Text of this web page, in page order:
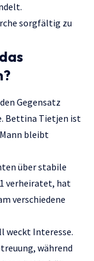
sorgfältig zu
Gegensatz
Bettina Tietjen ist
bleibt
über stabile
verheiratet, hat
verschiedene
weckt Interesse.
während